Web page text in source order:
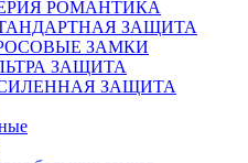
РОМАНТИКА
ЗАЩИТА
ЗАМКИ
ЗАЩИТА
ЗАЩИТА